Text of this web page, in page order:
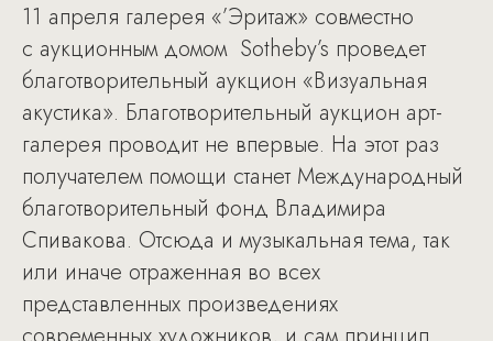
11 апреля галерея «’Эритаж» совместно
с аукционным домом Sotheby’s проведет
благотворительный аукцион «Визуальная
акустика». Благотворительный аукцион арт-
галерея проводит не впервые. На этот раз
получателем помощи станет Международный
благотворительный фонд Владимира
Спивакова. Отсюда и музыкальная тема, так
или иначе отраженная во всех
представленных произведениях